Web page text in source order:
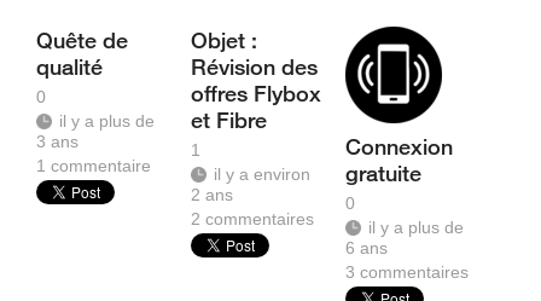
Quête de
qualité
0
il y a plus de
3 ans
1 commentaire
Objet :
Révision des
offres Flybox
et Fibre
1
il y a environ
2 ans
2commentaires
Connexion
gratuite
0
il y a plus de
6 ans
3commentaires